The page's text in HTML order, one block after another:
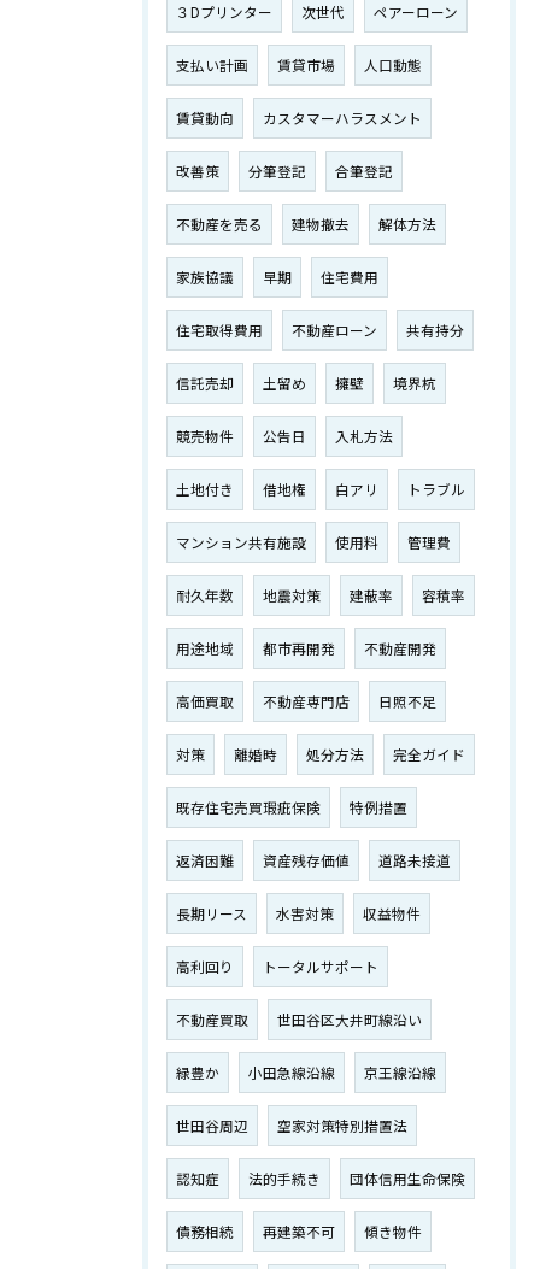
３Dプリンター 次世代 ペアーローン
支払い計画 賃貸市場 人口動態
賃貸動向 カスタマーハラスメント
改善策 分筆登記 合筆登記
不動産を売る 建物撤去 解体方法
家族協議 早期 住宅費用
住宅取得費用 不動産ローン 共有持分
信託売却 土留め 擁壁 境界杭
競売物件 公告日 入札方法
土地付き 借地権 白アリ トラブル
マンション共有施設 使用料 管理費
耐久年数 地震対策 建蔽率 容積率
用途地域 都市再開発 不動産開発
高価買取 不動産専門店 日照不足
対策 離婚時 処分方法 完全ガイド
既存住宅売買瑕疵保険 特例措置
返済困難 資産残存価値 道路未接道
長期リース 水害対策 収益物件
高利回り トータルサポート
不動産買取 世田谷区大井町線沿い
緑豊か 小田急線沿線 京王線沿線
世田谷周辺 空家対策特別措置法
認知症 法的手続き 団体信用生命保険
債務相続 再建築不可 傾き物件